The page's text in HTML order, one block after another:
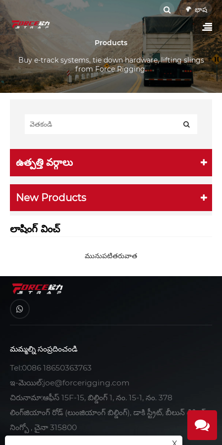
భాష
Products
Buy e-track systems, tie down hardware, lifting slings
from Force Rigging.
ఉత్పత్తి వర్గాలు
New Products
లాషింగ్ వించ్
మునుపటితరువాత
మమ్మల్ని సంప్రదించండి
Tel:0086 18650363763
ఇ-మెయిల్:joe@forcerigging.com
చిరునామా:ఆఫీస్ 15F-15, బిల్డింగ్ 1, నం. 15-1, నం. 378
లింగ్‌జియాంగ్ రోడ్ (లుంజియాంగ్ బిల్డింగ్), డాకి స్ట్రీట్, బీలున్ డిస్ట్రిక్ట్,
నింగ్బో , చైనా 315800